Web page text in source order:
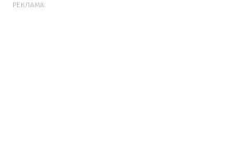
РЕКЛАМА: